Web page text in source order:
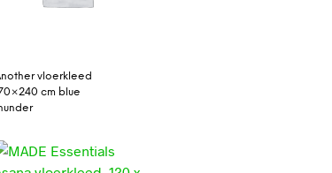
vloerkleed
cm blue